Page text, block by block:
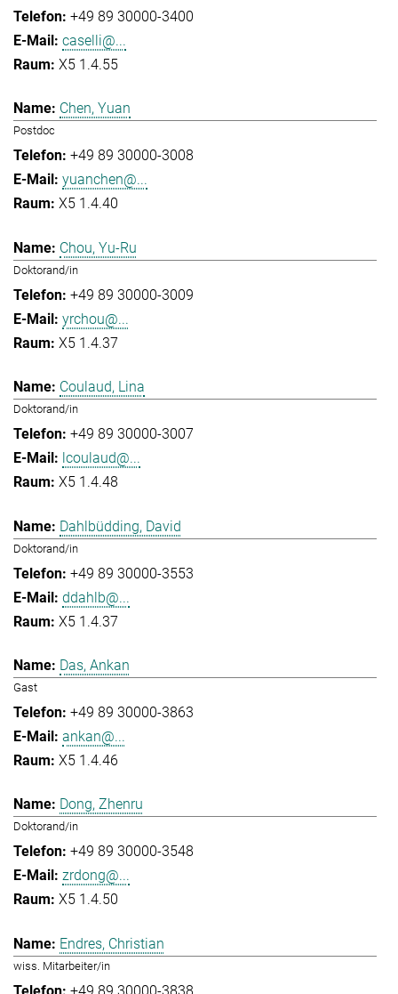
+49 89 30000-3400
caselli@...
X5 1.4.55
Chen, Yuan
Postdoc
+49 89 30000-3008
yuanchen@...
X5 1.4.40
Chou, Yu-Ru
Doktorand/in
+49 89 30000-3009
yrchou@...
X5 1.4.37
Coulaud, Lina
Doktorand/in
+49 89 30000-3007
lcoulaud@...
X5 1.4.48
Dahlbüdding, David
Doktorand/in
+49 89 30000-3553
ddahlb@...
X5 1.4.37
Das, Ankan
Gast
+49 89 30000-3863
ankan@...
X5 1.4.46
Dong, Zhenru
Doktorand/in
+49 89 30000-3548
zrdong@...
X5 1.4.50
Endres, Christian
wiss. Mitarbeiter/in